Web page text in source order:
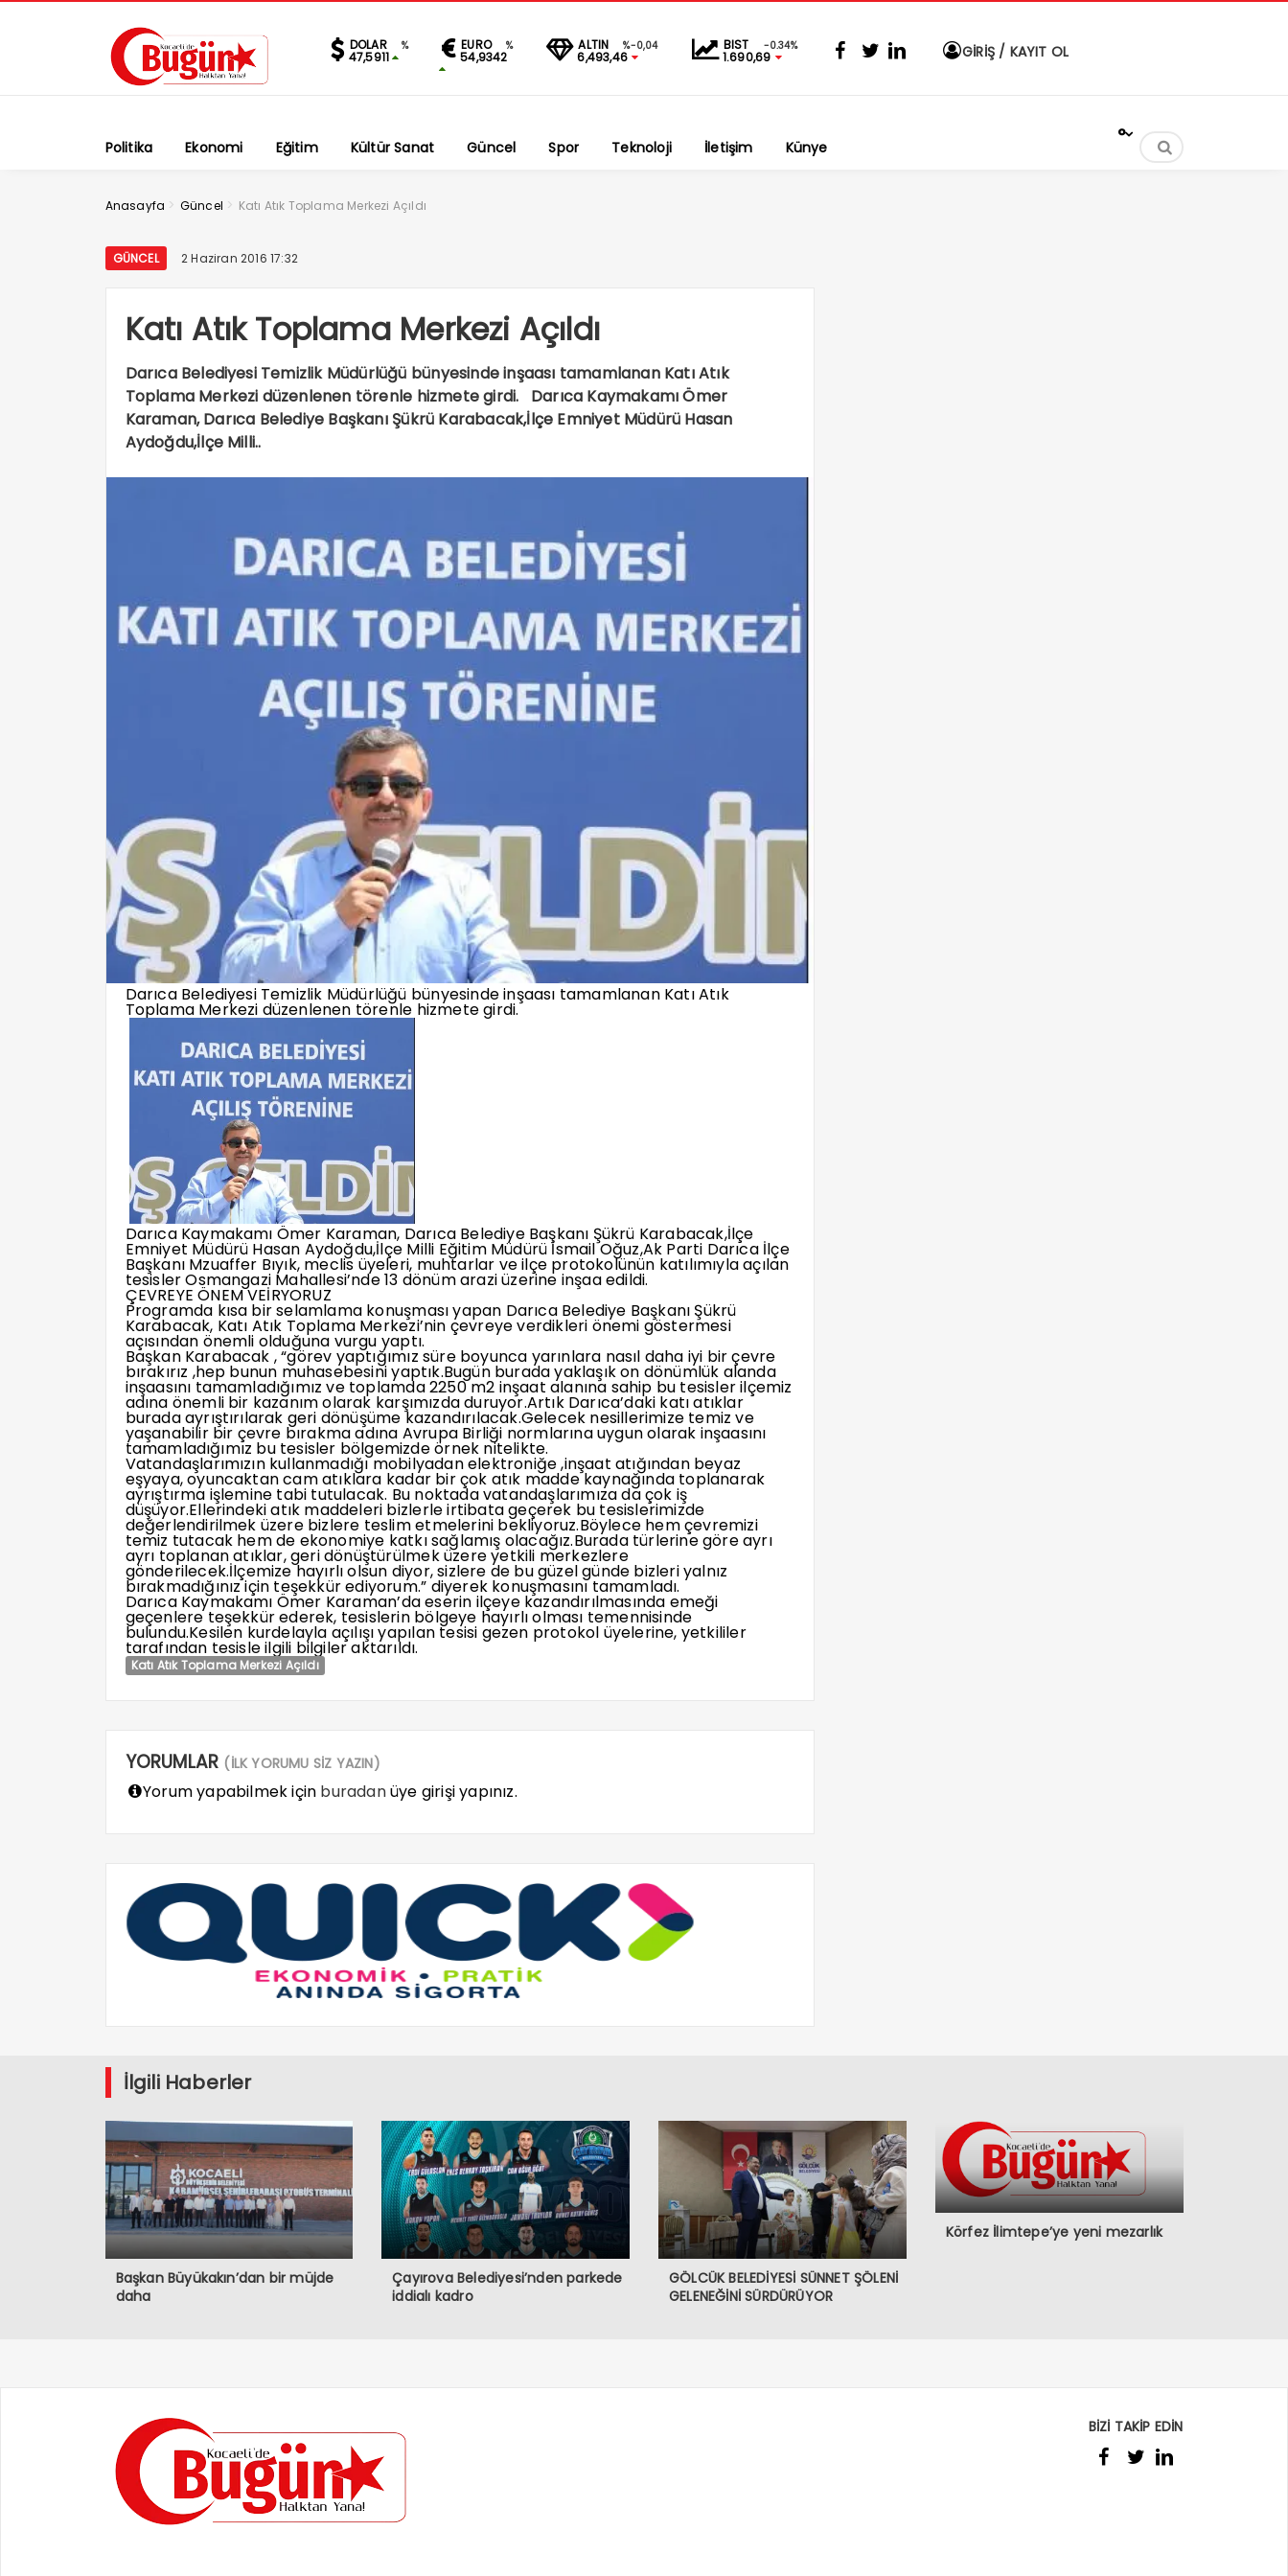
DOLAR %
47,5911
EURO %
54,9342
ALTIN %-0,04
6,493,46
BIST -0.34%
1.690,69 GİRİŞ / KAYIT OL
Politika Ekonomi Eğitim Kültür Sanat Güncel Spor Teknoloji İletişim Künye
°
Anasayfa > Güncel > Katı Atık Toplama Merkezi Açıldı
GÜNCEL 2 Haziran 2016 17:32
Katı Atık Toplama Merkezi Açıldı
Darıca Belediyesi Temizlik Müdürlüğü bünyesinde inşaası tamamlanan Katı Atık
Toplama Merkezi düzenlenen törenle hizmete girdi. Darıca Kaymakamı Ömer
Karaman, Darıca Belediye Başkanı Şükrü Karabacak,İlçe Emniyet Müdürü Hasan
Aydoğdu,İlçe Milli..
Darıca Belediyesi Temizlik Müdürlüğü bünyesinde inşaası tamamlanan Katı Atık
Toplama Merkezi düzenlenen törenle hizmete girdi.
Darıca Kaymakamı Ömer Karaman, Darıca Belediye Başkanı Şükrü Karabacak,İlçe
Emniyet Müdürü Hasan Aydoğdu,İlçe Milli Eğitim Müdürü İsmail Oğuz,Ak Parti Darıca İlçe
Başkanı Mzuaffer Bıyık, meclis üyeleri, muhtarlar ve ilçe protokolünün katılımıyla açılan
tesisler Osmangazi Mahallesi’nde 13 dönüm arazi üzerine inşaa edildi.
ÇEVREYE ÖNEM VEİRYORUZ
Programda kısa bir selamlama konuşması yapan Darıca Belediye Başkanı Şükrü
Karabacak, Katı Atık Toplama Merkezi’nin çevreye verdikleri önemi göstermesi
açısından önemli olduğuna vurgu yaptı.
Başkan Karabacak , “görev yaptığımız süre boyunca yarınlara nasıl daha iyi bir çevre
bırakırız ,hep bunun muhasebesini yaptık.Bugün burada yaklaşık on dönümlük alanda
inşaasını tamamladığımız ve toplamda 2250 m2 inşaat alanına sahip bu tesisler ilçemiz
adına önemli bir kazanım olarak karşımızda duruyor.Artık Darıca’daki katı atıklar
burada ayrıştırılarak geri dönüşüme kazandırılacak.Gelecek nesillerimize temiz ve
yaşanabilir bir çevre bırakma adına Avrupa Birliği normlarına uygun olarak inşaasını
tamamladığımız bu tesisler bölgemizde örnek nitelikte.
Vatandaşlarımızın kullanmadığı mobilyadan elektroniğe ,inşaat atığından beyaz
eşyaya, oyuncaktan cam atıklara kadar bir çok atık madde kaynağında toplanarak
ayrıştırma işlemine tabi tutulacak. Bu noktada vatandaşlarımıza da çok iş
düşüyor.Ellerindeki atık maddeleri bizlerle irtibata geçerek bu tesislerimizde
değerlendirilmek üzere bizlere teslim etmelerini bekliyoruz.Böylece hem çevremizi
temiz tutacak hem de ekonomiye katkı sağlamış olacağız.Burada türlerine göre ayrı
ayrı toplanan atıklar, geri dönüştürülmek üzere yetkili merkezlere
gönderilecek.İlçemize hayırlı olsun diyor, sizlere de bu güzel günde bizleri yalnız
bırakmadığınız için teşekkür ediyorum.” diyerek konuşmasını tamamladı.
Darıca Kaymakamı Ömer Karaman’da eserin ilçeye kazandırılmasında emeği
geçenlere teşekkür ederek, tesislerin bölgeye hayırlı olması temennisinde
bulundu.Kesilen kurdelayla açılışı yapılan tesisi gezen protokol üyelerine, yetkililer
tarafından tesisle ilgili bilgiler aktarıldı.
Katı Atık Toplama Merkezi Açıldı
YORUMLAR (İLK YORUMU SİZ YAZIN)
Yorum yapabilmek için buradanüye girişi yapınız.
İlgili Haberler
Başkan Büyükakın’dan bir müjde
daha
Çayırova Belediyesi’nden parkede
iddialı kadro
GÖLCÜK BELEDİYESİ SÜNNET ŞÖLENİ
GELENEĞİNİ SÜRDÜRÜYOR
Körfez İlimtepe’ye yeni mezarlık
BİZİ TAKİP EDİN